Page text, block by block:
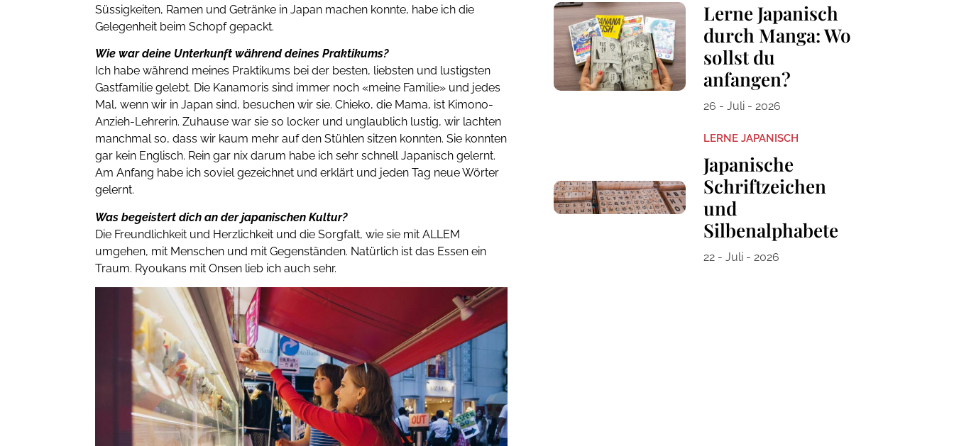
Süssigkeiten, Ramen und Getränke in Japan machen konnte, habe ich die
Gelegenheit beim Schopf gepackt.
Wie war deine Unterkunft während deines Praktikums?
Ich habe während meines Praktikums bei der besten, liebsten und lustigsten
Gastfamilie gelebt. Die Kanamoris sind immer noch «meine Familie» und jedes
Mal, wenn wir in Japan sind, besuchen wir sie. Chieko, die Mama, ist Kimono-
Anzieh-Lehrerin. Zuhause war sie so locker und unglaublich lustig, wir lachten
manchmal so, dass wir kaum mehr auf den Stühlen sitzen konnten. Sie konnten
gar kein Englisch. Rein gar nix darum habe ich sehr schnell Japanisch gelernt.
Am Anfang habe ich soviel gezeichnet und erklärt und jeden Tag neue Wörter
gelernt.
Was begeistert dich an der japanischen Kultur?
Die Freundlichkeit und Herzlichkeit und die Sorgfalt, wie sie mit ALLEM
umgehen, mit Menschen und mit Gegenständen. Natürlich ist das Essen ein
Traum. Ryoukans mit Onsen lieb ich auch sehr.
Lerne Japanisch
durch Manga: Wo
sollst du
anfangen?
26 - Juli - 2026
LERNE JAPANISCH
Japanische
Schriftzeichen
und
Silbenalphabete
22 - Juli - 2026